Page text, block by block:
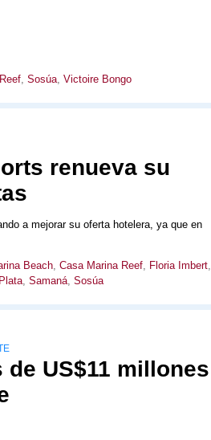
, Sosúa, Victoire Bongo
renueva su
a mejorar su oferta hotelera, ya que en
Beach, Casa Marina Reef, Floria Imbert,
, Samaná, Sosúa
US$11 millones